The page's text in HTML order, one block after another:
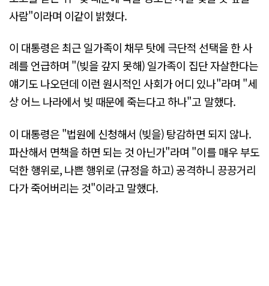
사람"이라며 이같이 밝혔다.
이 대통령은 최근 일가족이 채무 탓에 극단적 선택을 한 사
례를 언급하며 "(빚을 갚지 못해) 일가족이 집단 자살한다는
얘기도 나오던데 이런 원시적인 사회가 어디 있나"라며 "세
상 어느 나라에서 빚 때문에 죽는다고 하나"고 말했다.
이 대통령은 "법원에 신청해서 (빚을) 탕감하면 되지 않나.
파산해서 면책을 하면 되는 것 아닌가"라며 "이를 매우 부도
덕한 행위로, 나쁜 행위로 (규정을 하고) 공격하니 끙끙거리
다가 죽어버리는 것"이라고 말했다.